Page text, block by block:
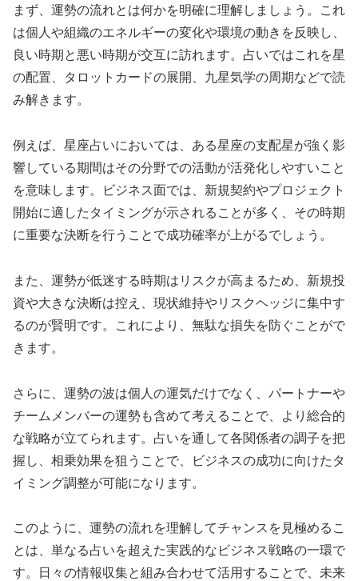
まず、運勢の流れとは何かを明確に理解しましょう。これ
は個人や組織のエネルギーの変化や環境の動きを反映し、
良い時期と悪い時期が交互に訪れます。占いではこれを星
の配置、タロットカードの展開、九星気学の周期などで読
み解きます。
例えば、星座占いにおいては、ある星座の支配星が強く影
響している期間はその分野での活動が活発化しやすいこと
を意味します。ビジネス面では、新規契約やプロジェクト
開始に適したタイミングが示されることが多く、その時期
に重要な決断を行うことで成功確率が上がるでしょう。
また、運勢が低迷する時期はリスクが高まるため、新規投
資や大きな決断は控え、現状維持やリスクヘッジに集中す
るのが賢明です。これにより、無駄な損失を防ぐことがで
きます。
さらに、運勢の波は個人の運気だけでなく、パートナーや
チームメンバーの運勢も含めて考えることで、より総合的
な戦略が立てられます。占いを通して各関係者の調子を把
握し、相乗効果を狙うことで、ビジネスの成功に向けたタ
イミング調整が可能になります。
このように、運勢の流れを理解してチャンスを見極めるこ
とは、単なる占いを超えた実践的なビジネス戦略の一環で
す。日々の情報収集と組み合わせて活用することで、未来